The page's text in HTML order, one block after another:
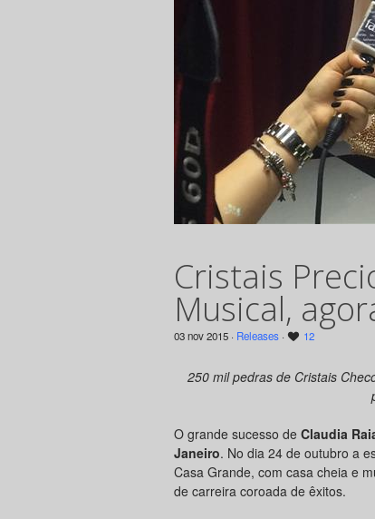
Cristais
Musical,
03 nov 2015 · Releases · 12
250 mil pedras de Cristais
O grande sucesso de Claudia
Janeiro. No dia 24 de outubro a
Casa Grande, com casa cheia e
de carreira coroada de êxitos.